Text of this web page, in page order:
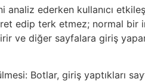
ederken kullanıcı
edip terk etmez; normal bir
ve diğer sayfalara giriş
Botlar, giriş yaptıkları